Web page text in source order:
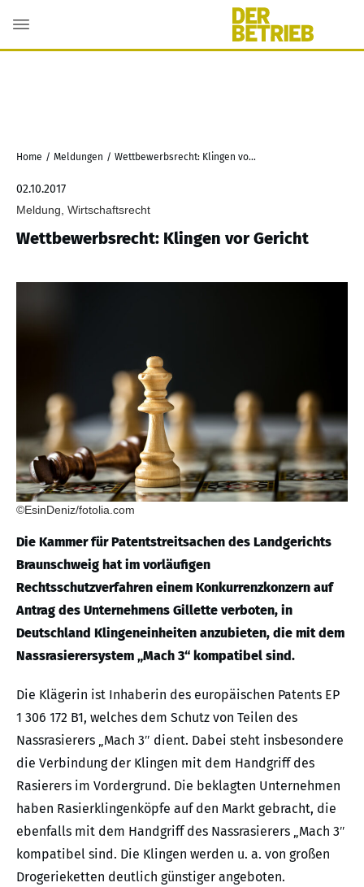
Home / Meldungen / Wettbewerbsrecht: Klingen vor Gericht
02.10.2017
Meldung, Wirtschaftsrecht
Wettbewerbsrecht: Klingen vor Gericht
©EsinDeniz/fotolia.com
Die Kammer für Patentstreitsachen des Landgerichts
Braunschweig hat im vorläufigen
Rechtsschutzverfahren einem Konkurrenzkonzern auf
Antrag des Unternehmens Gillette verboten, in
Deutschland Klingeneinheiten anzubieten, die mit dem
Nassrasierersystem „Mach 3“ kompatibel sind.
Die Klägerin ist Inhaberin des europäischen Patents EP
1 306 172 B1, welches dem Schutz von Teilen des
Nassrasierers „Mach 3″ dient. Dabei steht insbesondere
die Verbindung der Klingen mit dem Handgriff des
Rasierers im Vordergrund. Die beklagten Unternehmen
haben Rasierklingenköpfe auf den Markt gebracht, die
ebenfalls mit dem Handgriff des Nassrasierers „Mach 3″
kompatibel sind. Die Klingen werden u. a. von großen
Drogerieketten deutlich günstiger angeboten.